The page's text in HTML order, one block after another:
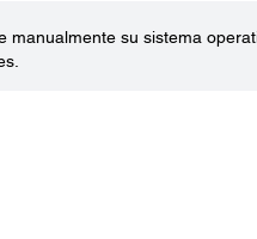
manualmente su sistema